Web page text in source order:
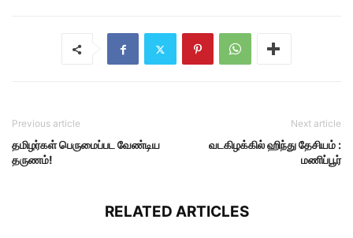
Previous article
தமிழர்கள் பெருமைப்பட வேண்டிய
தருணம்!
Next article
வடகிழக்கில் ஹிந்து தேசியம் :
மணிப்பூர்
RELATED ARTICLES